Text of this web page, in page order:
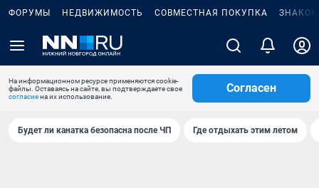
ФОРУМЫ НЕДВИЖИМОСТЬ СОВМЕСТНАЯ ПОКУПКА
На информационном ресурсе применяются cookie-
файлы. Оставаясь на сайте, вы подтверждаете свое
согласиена их использование.
Согласен
Будет ли канатка безопасна после ЧП Где отдыхать этим летом